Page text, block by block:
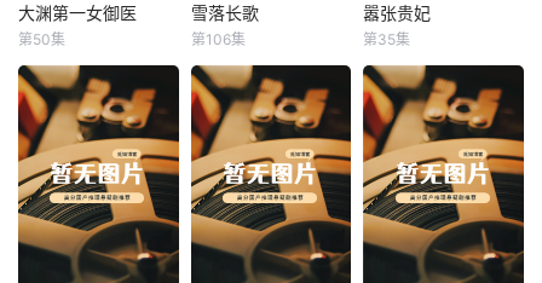
大渊第一女御医
大渊第一女御医
第50集
雪落长歌
雪落长歌
第106集
嚣张贵妃
嚣张贵妃
第35集